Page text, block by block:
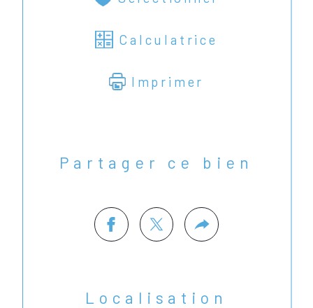
Calculatrice
Imprimer
Partager ce bien
Localisation